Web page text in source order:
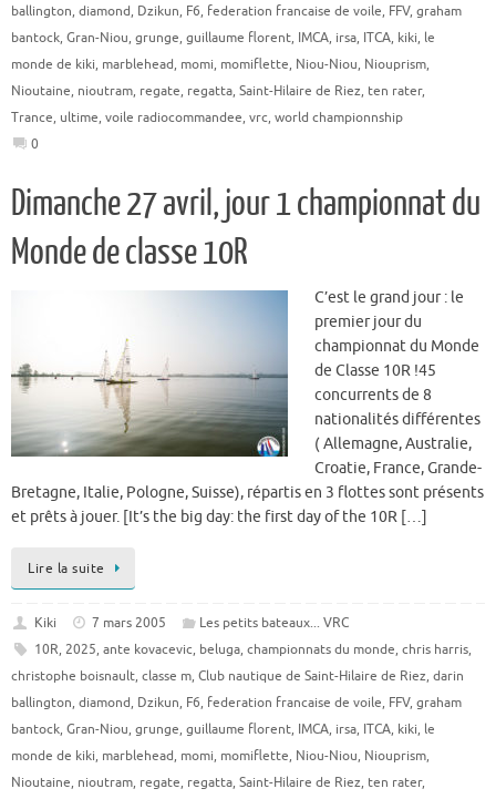
ballington, diamond, Dzikun, F6, federation francaise de voile, FFV, graham
bantock, Gran-Niou, grunge, guillaume florent, IMCA, irsa, ITCA, kiki, le
monde de kiki, marblehead, momi, momiflette, Niou-Niou, Niouprism,
Nioutaine, nioutram, regate, regatta, Saint-Hilaire de Riez, ten rater,
Trance, ultime, voile radiocommandee, vrc, world championnship
0
Dimanche 27 avril, jour 1 championnat du
Monde de classe 10R
C’est le grand jour : le
premier jour du
championnat du Monde
de Classe 10R !45
concurrents de 8
nationalités différentes
( Allemagne, Australie,
Croatie, France, Grande-
Bretagne, Italie, Pologne, Suisse), répartis en 3 flottes sont présents
et prêts à jouer. [It’s the big day: the first day of the 10R […]
Lire la suite
Kiki 7 mars 2005
Les petits bateaux... VRC
10R, 2025, ante kovacevic, beluga, championnats du monde, chris harris,
christophe boisnault, classe m, Club nautique de Saint-Hilaire de Riez, darin
ballington, diamond, Dzikun, F6, federation francaise de voile, FFV, graham
bantock, Gran-Niou, grunge, guillaume florent, IMCA, irsa, ITCA, kiki, le
monde de kiki, marblehead, momi, momiflette, Niou-Niou, Niouprism,
Nioutaine, nioutram, regate, regatta, Saint-Hilaire de Riez, ten rater,